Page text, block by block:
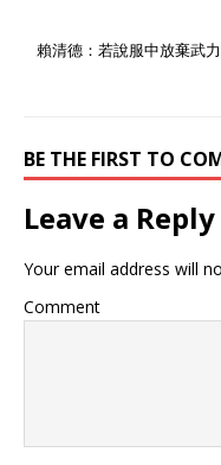
一套。 今年2月份在美国和
普所要求的“裁撤一半军
费”的倡议。 当时特朗普正
认为中美俄“应该削减核武数
个问题。 俄罗斯这边因为
乌冲突军费膨胀很严重，如
果停战他们裁撤一半军费是
賴清德：若說服中放棄武
BE THE FIRST TO
Leave a Reply
Your email address will
Comment